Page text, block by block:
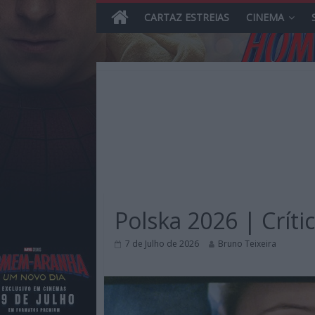
Reviews
Previews
CARTAZ ESTREIAS CINEMA
Polska 2026 |
7 de Julho de 2026 Bruno Teixeira